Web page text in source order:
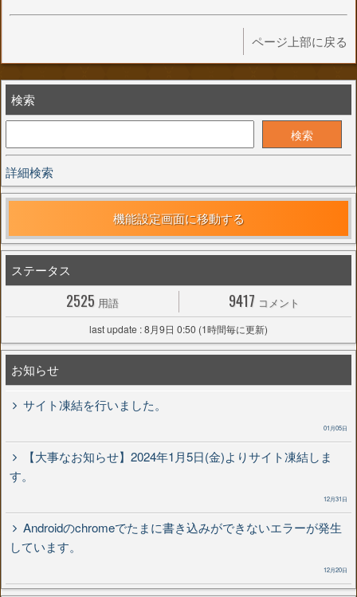
ページ上部に戻る
検索
詳細検索
機能設定画面に移動する
ステータス
2525 用語 9417 コメント
last update : 8月9日 0:50 (1時間毎に更新)
お知らせ
サイト凍結を行いました。
01月05日
【大事なお知らせ】2024年1月5日(金)よりサイト凍結しま
す。
12月31日
Androidのchromeでたまに書き込みができないエラーが発生
しています。
12月20日